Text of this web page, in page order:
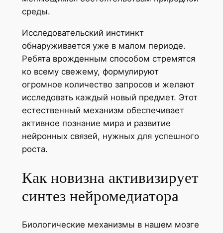
среды.
Исследовательский инстинкт
обнаруживается уже в малом периоде.
Ребята врожденным способом стремятся
ко всему свежему, формулируют
огромное количество запросов и желают
исследовать каждый новый предмет. Этот
естественный механизм обеспечивает
активное познание мира и развитие
нейронных связей, нужных для успешного
роста.
Как новизна активизирует
синтез нейромедиатора
Биологические механизмы в нашем мозге